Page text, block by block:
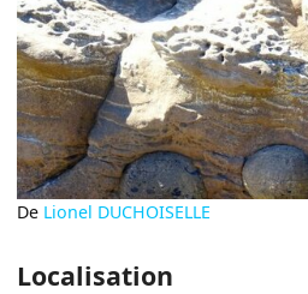
De Lionel DUCHOISELLE
Localisation